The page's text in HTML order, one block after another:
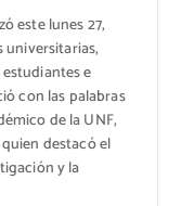
este lunes 27,
e
con las palabras
de la UNF,
destacó el
y la